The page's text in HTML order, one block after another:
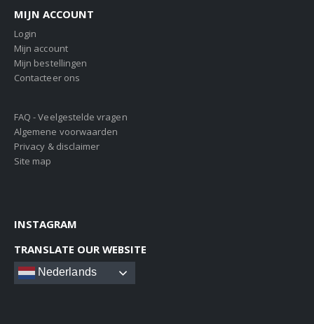
MIJN ACCOUNT
Login
Mijn account
Mijn bestellingen
Contacteer ons
FAQ - Veelgestelde vragen
Algemene voorwaarden
Privacy & disclaimer
Site map
INSTAGRAM
TRANSLATE OUR WEBSITE
Nederlands